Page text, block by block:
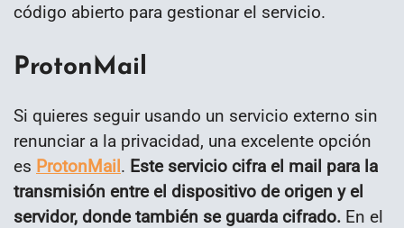
código abierto para gestionar el servicio.
ProtonMail
Si quieres seguir usando un servicio externo sin
renunciar a la privacidad, una excelente opción
es ProtonMail. Este servicio cifra el mail para la
transmisión entre el dispositivo de origen y el
servidor, donde también se guarda cifrado. En el